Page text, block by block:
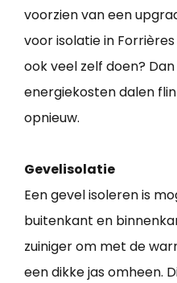
voorzien van een
voor isolatie in Forrières
ook veel zelf doen?
energiekosten dalen
opnieuw.
Gevelisolatie
Een gevel isoleren is
buitenkant en
zuiniger om met de
een dikke jas omheen.